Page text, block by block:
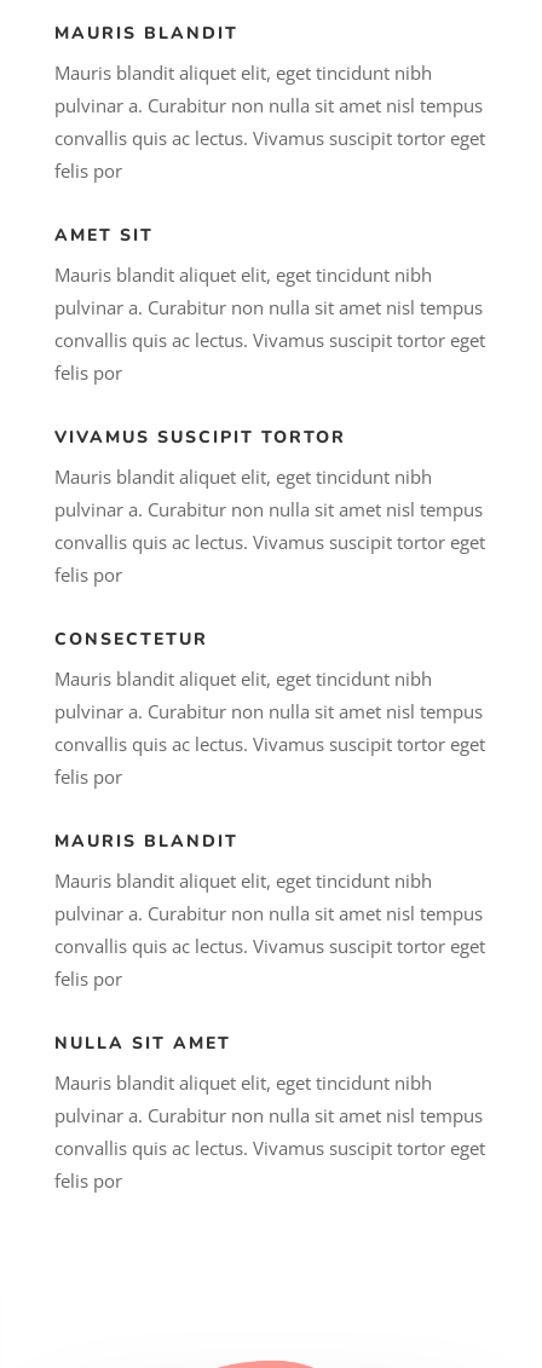
MAURIS BLANDIT
Mauris blandit aliquet elit, eget tincidunt nibh
pulvinar a. Curabitur non nulla sit amet nisl tempus
convallis quis ac lectus. Vivamus suscipit tortor eget
felis por
AMET SIT
Mauris blandit aliquet elit, eget tincidunt nibh
pulvinar a. Curabitur non nulla sit amet nisl tempus
convallis quis ac lectus. Vivamus suscipit tortor eget
felis por
VIVAMUS SUSCIPIT TORTOR
Mauris blandit aliquet elit, eget tincidunt nibh
pulvinar a. Curabitur non nulla sit amet nisl tempus
convallis quis ac lectus. Vivamus suscipit tortor eget
felis por
CONSECTETUR
Mauris blandit aliquet elit, eget tincidunt nibh
pulvinar a. Curabitur non nulla sit amet nisl tempus
convallis quis ac lectus. Vivamus suscipit tortor eget
felis por
MAURIS BLANDIT
Mauris blandit aliquet elit, eget tincidunt nibh
pulvinar a. Curabitur non nulla sit amet nisl tempus
convallis quis ac lectus. Vivamus suscipit tortor eget
felis por
NULLA SIT AMET
Mauris blandit aliquet elit, eget tincidunt nibh
pulvinar a. Curabitur non nulla sit amet nisl tempus
convallis quis ac lectus. Vivamus suscipit tortor eget
felis por